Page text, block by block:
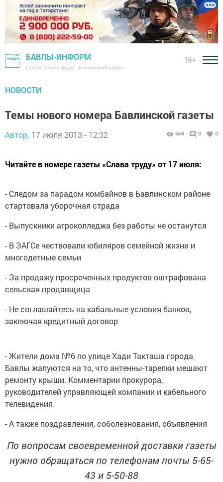
БАВЛЫ-ИНФОРМ
Газета "Слава труду" - Бавлинский район
16+
НОВОСТИ
Темы нового номера Бавлинской газеты
Автор, 17 июля 2013 - 12:32 649 0 0
Читайте в номере газеты «Слава труду» от 17 июля:
- Следом за парадом комбайнов в Бавлинском районе
стартовала уборочная страда
- Выпускники агроколледжа без работы не останутся
- В ЗАГСе чествовали юбиляров семейной жизни и
многодетные семьи
- За продажу просроченных продуктов оштрафована
сельская продавщица
- Не соглашайтесь на кабальные условия банков,
заключая кредитный договор
- Жители дома №6 по улице Хади Такташа города
Бавлы жалуются на то, что антенны-тарелки мешают
ремонту крыши. Комментарии прокурора,
руководителей управляющей компании и кабельного
телевидения
- А также поздравления, соболезнования, объявления
По вопросам своевременной доставки газеты
нужно обращаться по телефонам почты 5-65-
43 и 5-50-88